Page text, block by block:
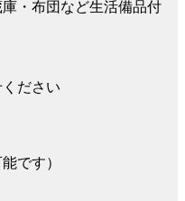
・布団など生活備品付
ださい
です）